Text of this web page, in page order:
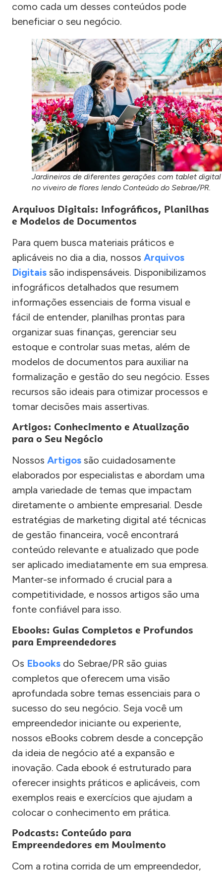
como cada um desses conteúdos pode
beneficiar o seu negócio.
Jardineiros de diferentes gerações com tablet digital
no viveiro de flores lendo Conteúdo do Sebrae/PR.
Arquivos Digitais: Infográficos, Planilhas
e Modelos de Documentos
Para quem busca materiais práticos e
aplicáveis no dia a dia, nossos Arquivos
Digitais são indispensáveis. Disponibilizamos
infográficos detalhados que resumem
informações essenciais de forma visual e
fácil de entender, planilhas prontas para
organizar suas finanças, gerenciar seu
estoque e controlar suas metas, além de
modelos de documentos para auxiliar na
formalização e gestão do seu negócio. Esses
recursos são ideais para otimizar processos e
tomar decisões mais assertivas.
Artigos: Conhecimento e Atualização
para o Seu Negócio
Nossos Artigos são cuidadosamente
elaborados por especialistas e abordam uma
ampla variedade de temas que impactam
diretamente o ambiente empresarial. Desde
estratégias de marketing digital até técnicas
de gestão financeira, você encontrará
conteúdo relevante e atualizado que pode
ser aplicado imediatamente em sua empresa.
Manter-se informado é crucial para a
competitividade, e nossos artigos são uma
fonte confiável para isso.
Ebooks: Guias Completos e Profundos
para Empreendedores
Os Ebooks do Sebrae/PR são guias
completos que oferecem uma visão
aprofundada sobre temas essenciais para o
sucesso do seu negócio. Seja você um
empreendedor iniciante ou experiente,
nossos eBooks cobrem desde a concepção
da ideia de negócio até a expansão e
inovação. Cada ebook é estruturado para
oferecer insights práticos e aplicáveis, com
exemplos reais e exercícios que ajudam a
colocar o conhecimento em prática.
Podcasts: Conteúdo para
Empreendedores em Movimento
Com a rotina corrida de um empreendedor,